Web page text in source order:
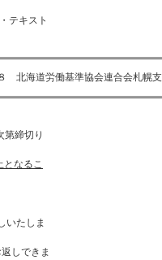
テキスト
北海道労働基準協会連合会札幌
締切り
となるこ
いたしま
しできま